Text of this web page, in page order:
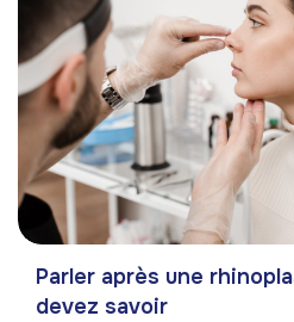
Parler après une
devez savoir